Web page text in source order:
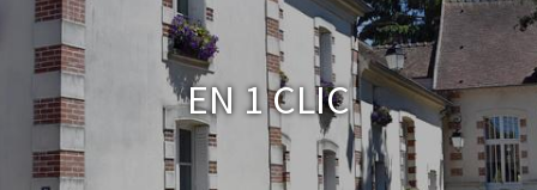
En 1 clic